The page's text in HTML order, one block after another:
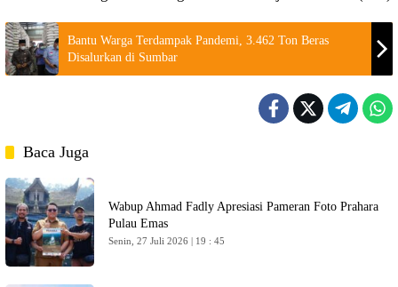
Bantu Warga Terdampak Pandemi, 3.462 Ton Beras
Disalurkan di Sumbar
Baca Juga
Wabup Ahmad Fadly Apresiasi Pameran Foto Prahara
Pulau Emas
Senin, 27 Juli 2026 | 19 : 45